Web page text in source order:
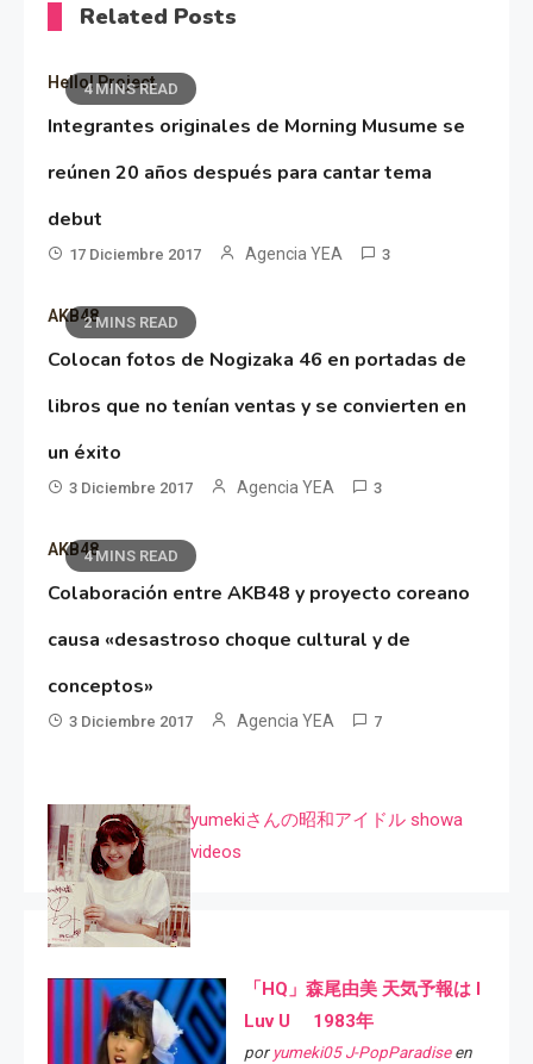
Related Posts
4 MINS READ
Hello! Project
Integrantes originales de Morning Musume se
reúnen 20 años después para cantar tema
debut
17 Diciembre 2017 Agencia YEA 3
2 MINS READ
AKB48
Colocan fotos de Nogizaka 46 en portadas de
libros que no tenían ventas y se convierten en
un éxito
3 Diciembre 2017 Agencia YEA 3
4 MINS READ
AKB48
Colaboración entre AKB48 y proyecto coreano
causa «desastroso choque cultural y de
conceptos»
3 Diciembre 2017 Agencia YEA 7
yumekiさんの昭和アイドル showa
videos
「HQ」森尾由美 天気予報は I
Luv U 1983年
por yumeki05 J-PopParadiseen